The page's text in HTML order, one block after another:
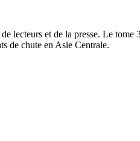
lecteurs et de la presse. Le
de chute en Asie Centrale.